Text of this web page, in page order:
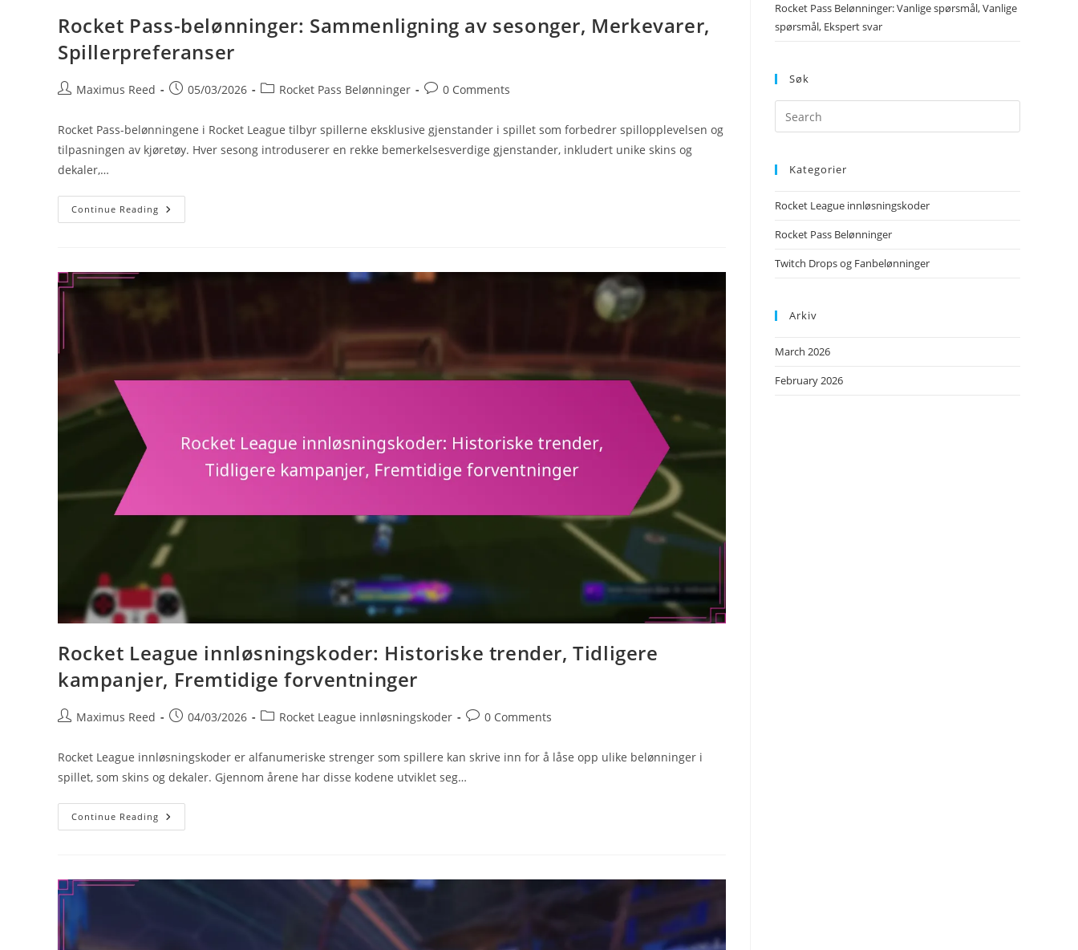
Rocket Pass-belønninger: Sammenligning av sesonger, Merkevarer,
Spillerpreferanser
PostMaximus Reed
Post05/03/2026
PostRocket Pass Belønninger
Post0 Comments
Rocket Pass-belønningene i Rocket League tilbyr spillerne eksklusive gjenstander i spillet som forbedrer spillopplevelsen og
tilpasningen av kjøretøy. Hver sesong introduserer en rekke bemerkelsesverdige gjenstander, inkludert unike skins og
dekaler,…
Continue Reading Rocket
Pass-
Merkevarer,
Spillerpreferanser
Rocket League innløsningskoder: Historiske trender, Tidligere
kampanjer, Fremtidige forventninger
PostMaximus Reed
Post04/03/2026
PostRocket League innløsningskoder
Post0 Comments
Rocket League innløsningskoder er alfanumeriske strenger som spillere kan skrive inn for å låse opp ulike belønninger i
spillet, som skins og dekaler. Gjennom årene har disse kodene utviklet seg…
Continue Reading Rocket
League
Kampanjer,
Rocket Pass Belønninger: Vanlige spørsmål, Vanlige
spørsmål, Ekspert svar
Søk
Kategorier
Rocket League innløsningskoder
Rocket Pass Belønninger
Twitch Drops og Fanbelønninger
Arkiv
March 2026
February 2026